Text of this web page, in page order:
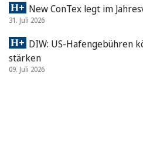
New ConTex legt im
31. Juli 2026
DIW: US-Hafengebühren
stärken
09. Juli 2026